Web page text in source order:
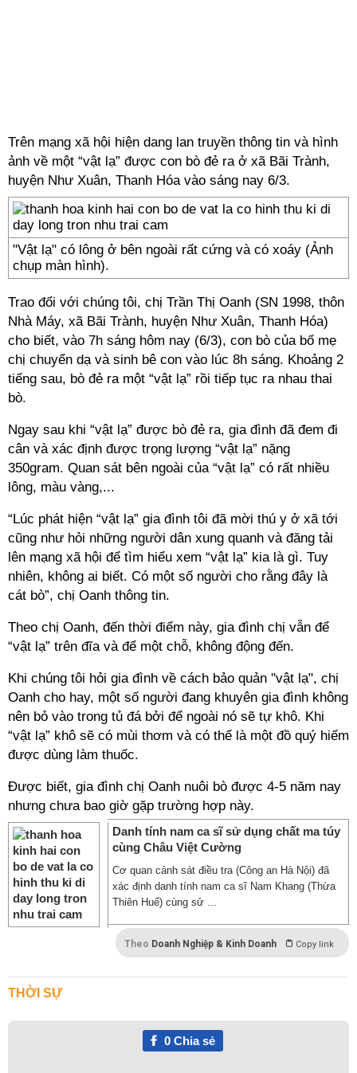
Trên mạng xã hội hiện dang lan truyền thông tin và hình
ảnh về một “vật lạ” được con bò đẻ ra ở xã Bãi Trành,
huyện Như Xuân, Thanh Hóa vào sáng nay 6/3.
"Vật lạ" có lông ở bên ngoài rất cứng và có xoáy (Ảnh
chụp màn hình).
Trao đổi với chúng tôi, chị Trần Thị Oanh (SN 1998, thôn
Nhà Máy, xã Bãi Trành, huyện Như Xuân, Thanh Hóa)
cho biết, vào 7h sáng hôm nay (6/3), con bò của bố mẹ
chị chuyển dạ và sinh bê con vào lúc 8h sáng. Khoảng 2
tiếng sau, bò đẻ ra một “vật lạ” rồi tiếp tục ra nhau thai
bò.
Ngay sau khi “vật lạ” được bò đẻ ra, gia đình đã đem đi
cân và xác định được trọng lượng “vật lạ” nặng
350gram. Quan sát bên ngoài của “vật lạ” có rất nhiều
lông, màu vàng,...
“Lúc phát hiện “vật lạ” gia đình tôi đã mời thú y ở xã tới
cũng như hỏi những người dân xung quanh và đăng tải
lên mạng xã hội để tìm hiểu xem “vật lạ” kia là gì. Tuy
nhiên, không ai biết. Có một số người cho rằng đây là
cát bò”, chị Oanh thông tin.
Theo chị Oanh, đến thời điểm này, gia đình chị vẫn để
“vật lạ” trên đĩa và để một chỗ, không động đến.
Khi chúng tôi hỏi gia đình về cách bảo quản ''vật lạ", chị
Oanh cho hay, một số người đang khuyên gia đình không
nên bỏ vào trong tủ đá bởi để ngoài nó sẽ tự khô. Khi
“vật lạ” khô sẽ có mùi thơm và có thể là một đồ quý hiếm
được dùng làm thuốc.
Được biết, gia đình chị Oanh nuôi bò được 4-5 năm nay
nhưng chưa bao giờ gặp trường hợp này.
Danh tính nam ca sĩ sử dụng chất ma túy
cùng Châu Việt Cường
Cơ quan cảnh sát điều tra (Công an Hà Nội) đã
xác định danh tính nam ca sĩ Nam Khang (Thừa
Thiên Huế) cùng sử ...
Theo Doanh Nghiệp & Kinh Doanh Copy link
THỜI SỰ
0Chia sẻ